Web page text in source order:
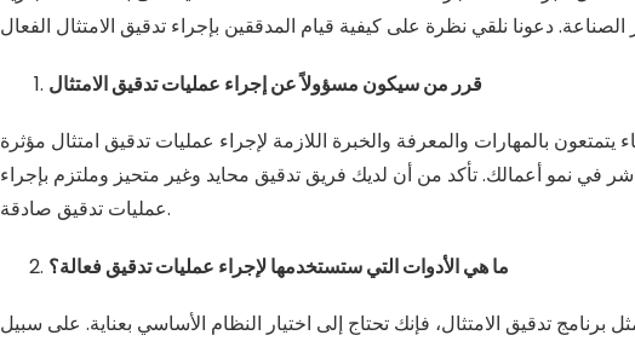
قرر من سيكون مسؤولاً عن إجراء عمليات تدقيق الامتثال
بالمهارات والمعرفة والخبرة اللازمة لإجراء عمليات تدقيق امتثال مؤثرة
في نمو أعمالك. تأكد من أن لديك فريق تدقيق محايد وغير متحيز وملتزم بإجراء
عمليات تدقيق صادقة.
ما هي الأدوات التي ستستخدمها لإجراء عمليات تدقيق فعالة؟
تدقيق الامتثال، فإنك تحتاج إلى اختيار النظام الأساسي بعناية. على سبيل